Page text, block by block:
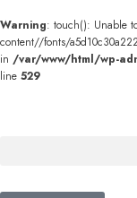
Warning: touch(): Unable
content//fonts/
in /var/www/html/wp-
line 529